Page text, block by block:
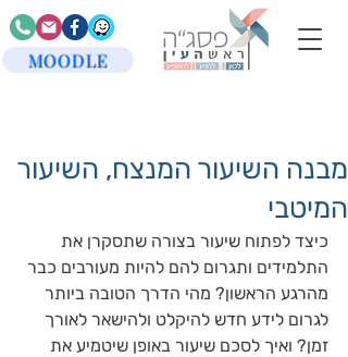
MOODLE
מבנה השיעור המנצח, השיעור
המיטבי
כיצד לפתוח שיעור בצורה שתסקרן את
התלמידים ותגרום להם להיות מעורבים כבר
מהרגע הראשון? מהי הדרך הטובה ביותר
לגרום לידע חדש להיקלט ולהישאר לאורך
זמן? ואיך לסכם שיעור באופן שיטמיע את